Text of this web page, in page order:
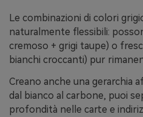
Le combinazioni di colori
naturalmente flessibili:
cremoso + grigi taupe) o
bianchi croccanti) pur
Creano anche una gerarchia
dal bianco al carbone, puoi
profondità nelle carte e